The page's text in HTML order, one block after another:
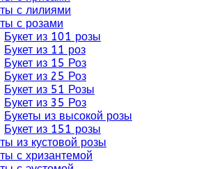
с лилиями
с розами
Букет из 101 розы
Букет из 11 роз
Букет из 15 Роз
Букет из 25 Роз
Букет из 51 Розы
Букет из 35 Роз
Букеты из высокой розы
Букет из 151 розы
из кустовой розы
с хризантемой